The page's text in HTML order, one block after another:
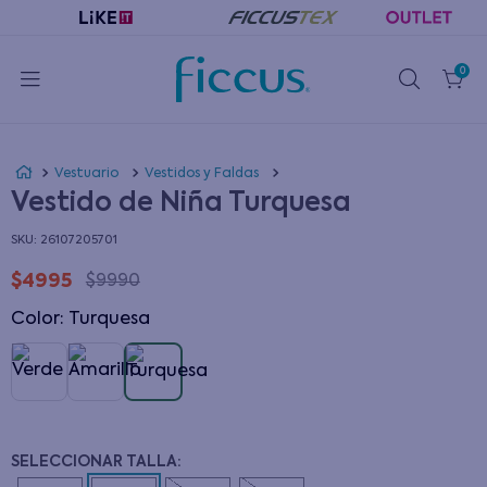
0
Vestuario Vestidos y Faldas
Vestido de Niña Turquesa
: 26107205701
$4995 $9990
Color: turquesa